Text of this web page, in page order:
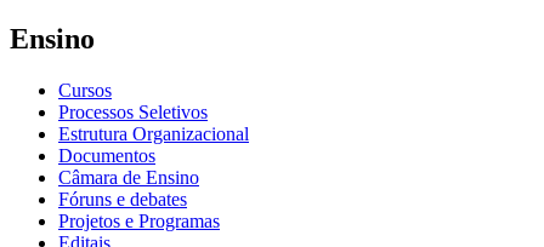
Ensino
Cursos
Processos Seletivos
Estrutura Organizacional
Documentos
Câmara de Ensino
Fóruns e debates
Projetos e Programas
Editais